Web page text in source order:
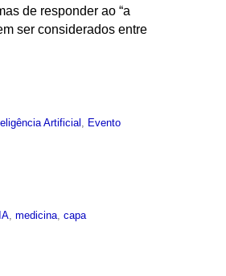
de responder ao “a
ser considerados entre
Artificial
Evento
IA,medicina,capa